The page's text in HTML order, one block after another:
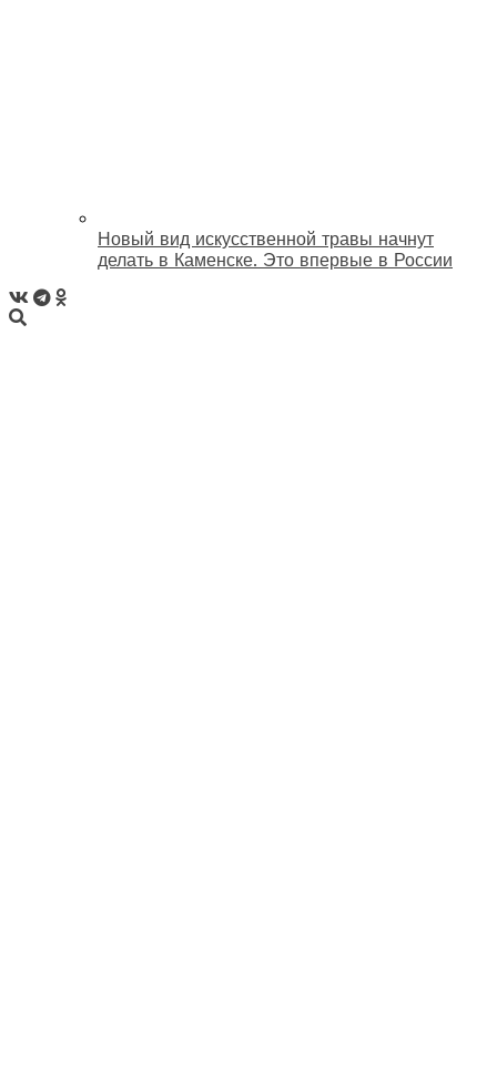
Новый вид искусственной травы начнут
делать в Каменске. Это впервые в России